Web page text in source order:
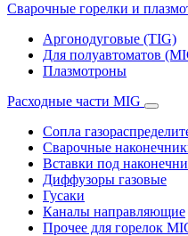
Cварочные горелки и
Аргонодуговые (TIG)
Для полуавтоматов
Плазмотроны
Расходные части MIG
Сопла
Сварочные
Вставки под
Диффузоры газовые
Гусаки
Каналы направляющие
Прочее для горелок